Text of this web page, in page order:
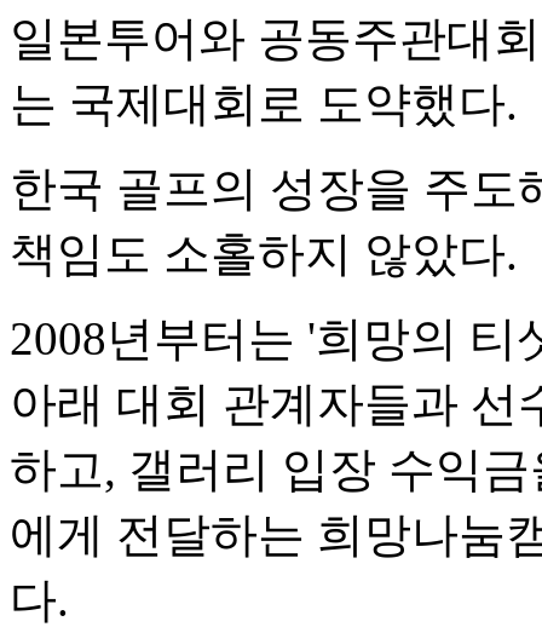
일본투어와 공동주관대
는 국제대회로 도약했다.
한국 골프의 성장을 주도
책임도 소홀하지 않았다.
2008년부터는 '희망의
아래 대회 관계자들과
하고, 갤러리 입장 수익
에게 전달하는 희망나눔
다.